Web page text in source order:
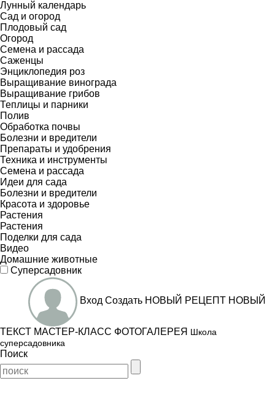
Лунный календарь
Сад и огород
Плодовый сад
Огород
Семена и рассада
Саженцы
Энциклопедия роз
Выращивание винограда
Выращивание грибов
Теплицы и парники
Полив
Обработка почвы
Болезни и вредители
Препараты и удобрения
Техника и инструменты
Семена и рассада
Идеи для сада
Болезни и вредители
Красота и здоровье
Растения
Растения
Поделки для сада
Видео
Домашние животные
Суперсадовник
Вход Создать НОВЫЙ РЕЦЕПТ НОВЫЙ
ТЕКСТ МАСТЕР-КЛАСС ФОТОГАЛЕРЕЯ Школа
суперсадовника
Поиск